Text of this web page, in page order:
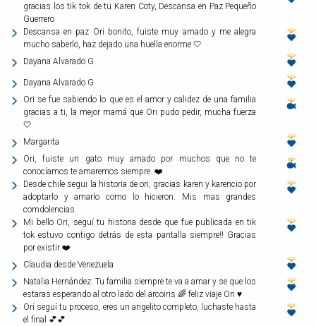
gracias los tik tok de tu Karen Coty, Descansa en Paz Pequeño
Guerrero
Descansa en paz Ori bonito, fuiste muy amado y me alegra
mucho saberlo, haz dejado una huella enorme 🤍
Dayana Alvarado G
Dayana Alvarado G
Ori se fue sabiendo lo que es el amor y calidez de una familia
gracias a ti, la mejor mamá que Ori pudo pedir, mucha fuerza
🤍
Margarita
Ori, fuiste un gato muy amado por muchos que no te
conocíamos te amaremos siempre. ❤️
Desde chile segui la historia de ori, gracias karen y karencio por
adoptarlo y amarlo como lo hicieron. Mis mas grandes
comdolencias
Mi bello Ori, seguí tu historia desde que fue publicada en tik
tok estuvo contigo detrás de esta pantalla siempre!! Gracias
por existir ❤️
Claudia desde Venezuela
Natalia Hernández: Tu familia siempre te va a amar y se que los
estaras esperando al otro lado del arcoiris 🌈 feliz viaje Ori ♥️
Orí seguí tu proceso, eres un angelito completo, luchaste hasta
el final 💕💕